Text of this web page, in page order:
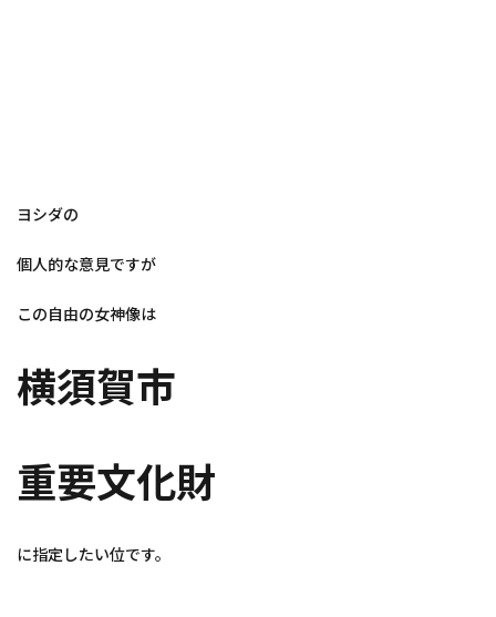
ヨシダの
個人的な意見ですが
この自由の女神像は
横須賀市
重要文化財
に指定したい位です。